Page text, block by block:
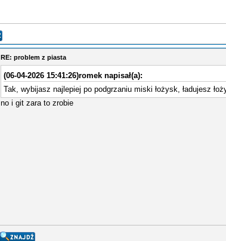
RE: problem z piasta
(06-04-2026 15:41:26)romek napisał(a):
Tak, wybijasz najlepiej po podgrzaniu miski łożysk, ładujesz
no i git zara to zrobie